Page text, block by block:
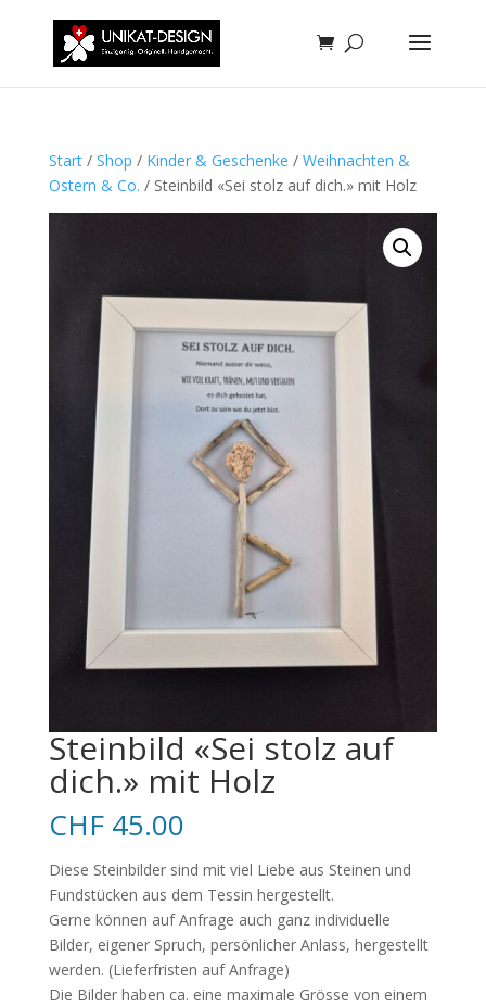
Start/ Shop / Kinder & Geschenke / Weihnachten &
Ostern & Co. / Steinbild «Sei stolz auf dich.» mit Holz
Steinbild «Sei stolz auf
dich.» mit Holz
CHF45.00
Diese Steinbilder sind mit viel Liebe aus Steinen und
Fundstücken aus dem Tessin hergestellt.
Gerne können auf Anfrage auch ganz individuelle
Bilder, eigener Spruch, persönlicher Anlass, hergestellt
werden. (Lieferfristen auf Anfrage)
Die Bilder haben ca. eine maximale Grösse von einem